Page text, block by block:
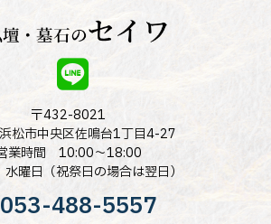
〒432-8021
松市中央区佐鳴台1丁目4-27
業時間 10:00～18:00
曜日（祝祭日の場合は翌日）
053-488-5557